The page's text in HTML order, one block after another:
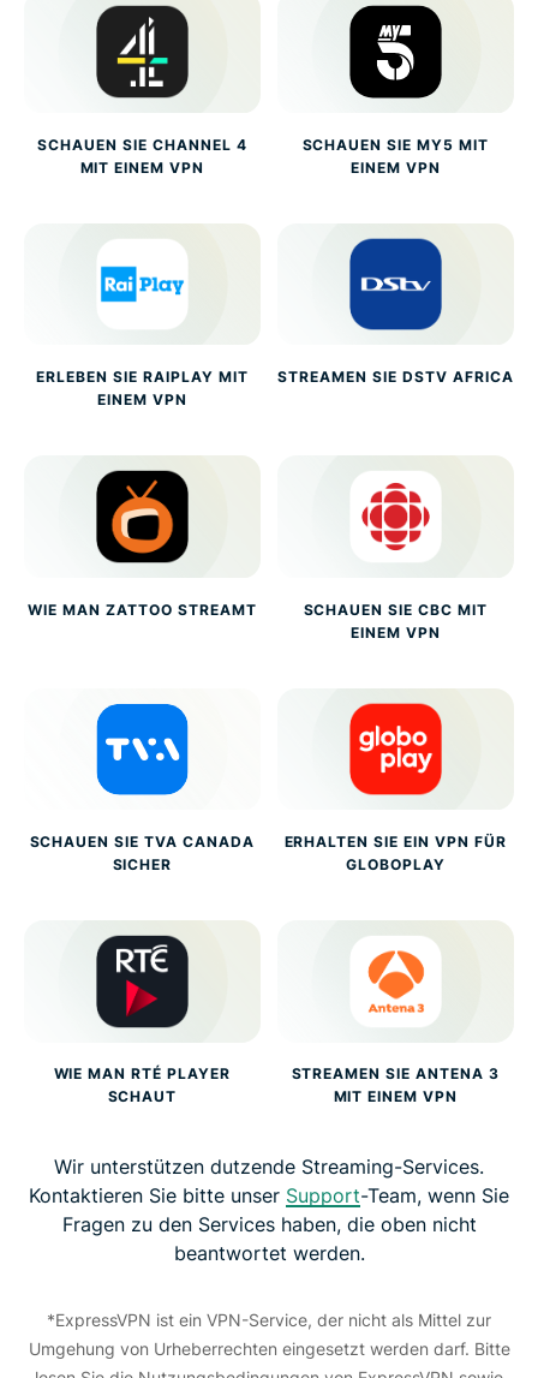
SCHAUEN SIE CHANNEL 4
MIT EINEM VPN
SCHAUEN SIE MY5 MIT
EINEM VPN
ERLEBEN SIE RAIPLAY MIT
EINEM VPN
STREAMEN SIE DSTV AFRICA
WIE MAN ZATTOO STREAMT
SCHAUEN SIE CBC MIT
EINEM VPN
SCHAUEN SIE TVA CANADA
SICHER
ERHALTEN SIE EIN VPN FÜR
GLOBOPLAY
WIE MAN RTÉ PLAYER
SCHAUT
STREAMEN SIE ANTENA 3
MIT EINEM VPN
Wir unterstützen dutzende Streaming-Services.
Kontaktieren Sie bitte unser Support-Team, wenn Sie
Fragen zu den Services haben, die oben nicht
beantwortet werden.
*ExpressVPN ist ein VPN-Service, der nicht als Mittel zur
Umgehung von Urheberrechten eingesetzt werden darf. Bitte